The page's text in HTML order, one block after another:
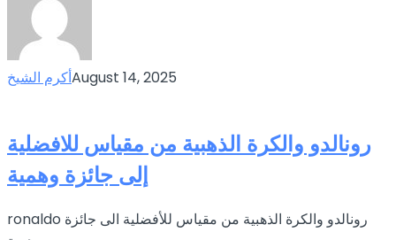
أكرم الشيخAugust 14, 2025
رونالدو والكرة الذهبية من مقياس للافضلية
إلى جائزة وهمية
ronaldo رونالدو والكرة الذهبية من مقياس للأفضلية الى جائزة